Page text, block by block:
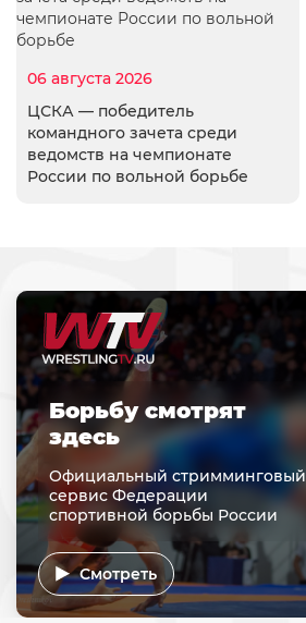
06 августа 2026
ЦСКА — победитель
командного зачета среди
ведомств на чемпионате
России по вольной борьбе
Борьбу смотрят
здесь
Официальный стримминговый
сервис Федерации
спортивной борьбы России
Смотреть